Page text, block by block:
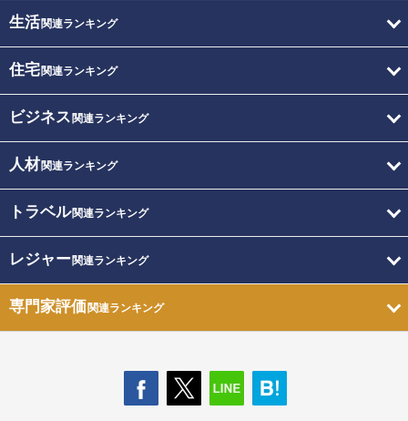
生活関連ランキング
住宅関連ランキング
ビジネス 関連ランキング
人材関連ランキング
トラベル関連ランキング
レジャー関連ランキング
専門家評価関連ランキング